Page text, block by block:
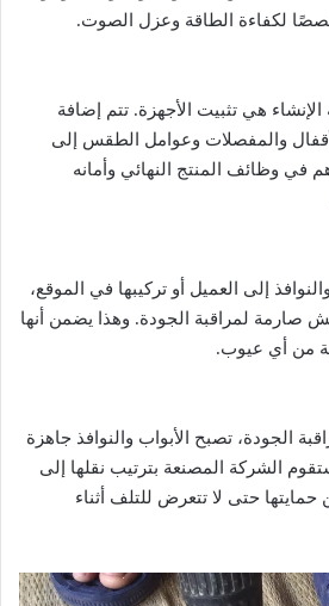
لكفاءة الطاقة وعزل الصوت.
هي تثبيت الأجهزة. تتم إضافة
والمفصلات وعوامل الطقس إلى
في وظائف المنتج النهائي وأمانه
إلى العميل أو تركيبها في الموقع،
صارمة لمراقبة الجودة. وهذا يضمن أنها
من أي عيوب.
الجودة، تصبح الأبواب والنوافذ جاهزة
الشركة المصنعة بترتيب نقلها إلى
حمايتها حتى لا تتعرض للتلف أثناء